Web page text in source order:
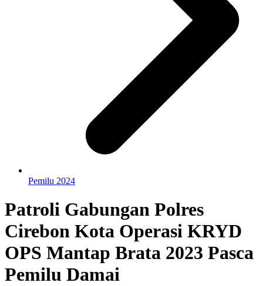
Pemilu 2024
Patroli Gabungan Polres
Cirebon Kota Operasi KRYD
OPS Mantap Brata 2023 Pasca
Pemilu Damai